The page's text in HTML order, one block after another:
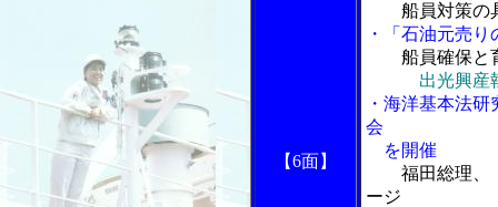
【6面】
船員対策の
・「石油元売
船員確保と
出光興
・海洋基本法
会
を開催
福田総理、
ージ